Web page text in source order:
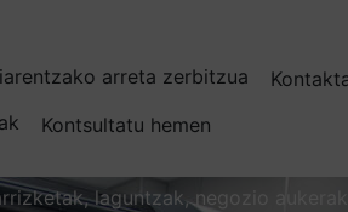
arreta zerbitzua
Kontsultatu hemen
laguntzak, negozio